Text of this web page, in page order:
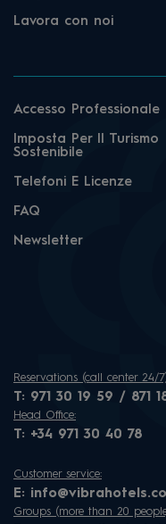
Lavora con noi
Accesso Professionale
Imposta Per Il Turismo
Sostenibile
Telefoni E Licenze
FAQ
Newsletter
Reservations (call center 24/
T: 971 30 19 59 / 871
Head Office:
T: +34 971 30 40 78
Customer service:
E:
Groups (more than 20